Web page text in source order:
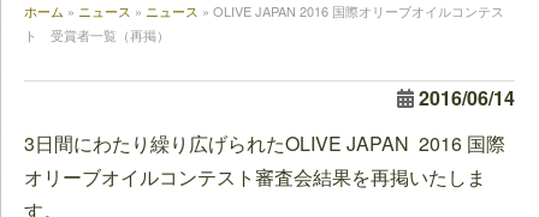
ホーム » ニュース » ニュース » OLIVE JAPAN 2016 国際オリーブオイルコンテス
ト 受賞者一覧（再掲）
2016/06/14
3日間にわたり繰り広げられたOLIVE JAPAN 2016 国際
オリーブオイルコンテスト審査会結果を再掲いたしま
す。